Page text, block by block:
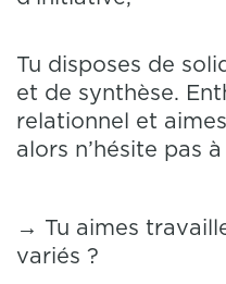
Tu disposes de
et de synthèse.
relationnel et
alors n’hésite pas
→ Tu aimes
variés ?